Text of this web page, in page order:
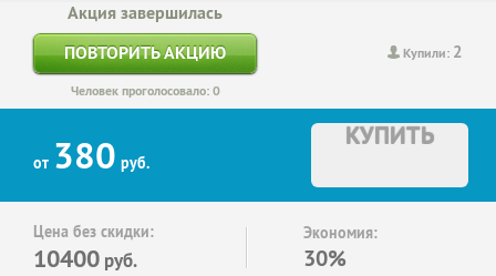
Купили: 2
Акция завершилась
ПОВТОРИТЬ АКЦИЮ
Человек проголосовало: 0
от 380 руб.
КУПИТЬ
Цена без скидки:
10400 руб.
Экономия:
30%